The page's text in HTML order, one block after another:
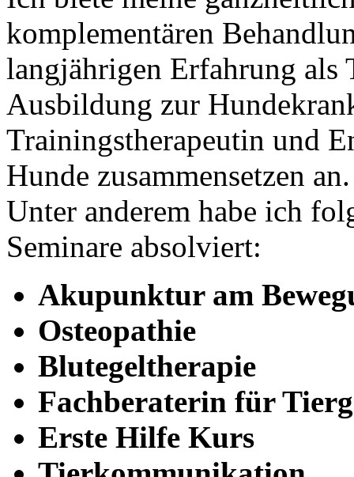
komplementären
langjährigen Erfahrung als
Ausbildung zur
Trainingstherapeutin und
Hunde zusammensetzen an.
Unter anderem habe ich
Seminare absolviert:
Akupunktur am
Osteopathie
Blutegeltherapie
Fachberaterin für
Erste Hilfe Kurs